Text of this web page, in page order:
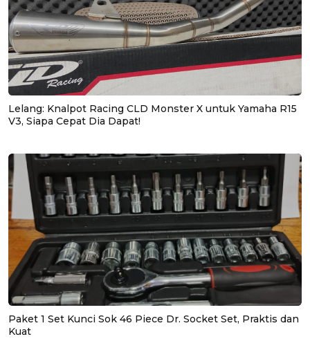
Lelang: Knalpot Racing CLD Monster X untuk Yamaha R15
V3, Siapa Cepat Dia Dapat!
Paket 1 Set Kunci Sok 46 Piece Dr. Socket Set, Praktis dan
Kuat